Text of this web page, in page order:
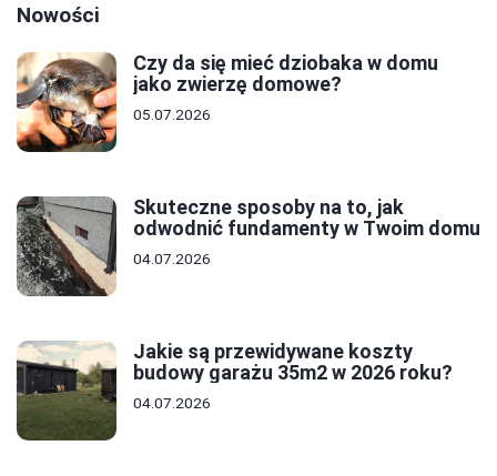
Nowości
Czy da się mieć dziobaka w domu
jako zwierzę domowe?
05.07.2026
Skuteczne sposoby na to, jak
odwodnić fundamenty w Twoim domu
04.07.2026
Jakie są przewidywane koszty
budowy garażu 35m2 w 2026 roku?
04.07.2026